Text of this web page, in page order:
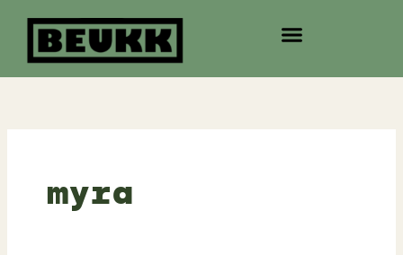
inhoud
myra